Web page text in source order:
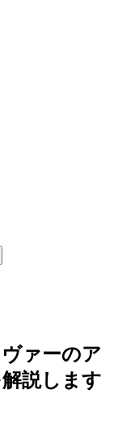
ァーのア
説します